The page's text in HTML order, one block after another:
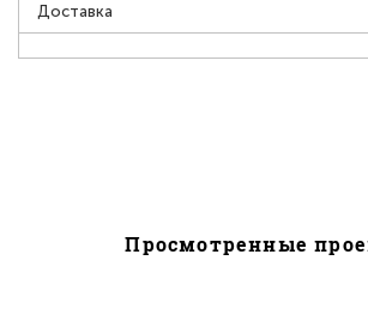
Доставка
Просмотренные